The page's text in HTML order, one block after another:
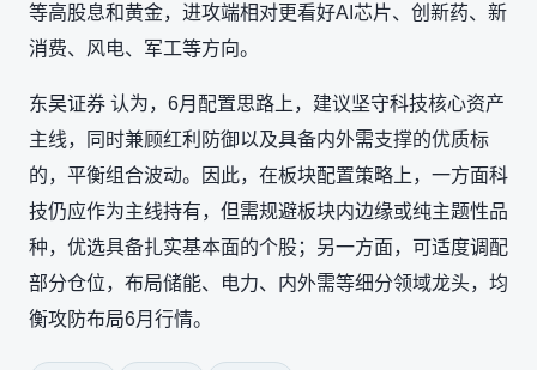
等高股息和黄金，进攻端相对更看好AI芯片、创新药、新
消费、风电、军工等方向。
东吴证券 认为，6月配置思路上，建议坚守科技核心资产
主线，同时兼顾红利防御以及具备内外需支撑的优质标
的，平衡组合波动。因此，在板块配置策略上，一方面科
技仍应作为主线持有，但需规避板块内边缘或纯主题性品
种，优选具备扎实基本面的个股；另一方面，可适度调配
部分仓位，布局储能、电力、内外需等细分领域龙头，均
衡攻防布局6月行情。